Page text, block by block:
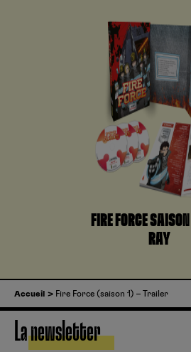
FIRE FORCE
RAY
Accueil Fire Force (saison 1) – Trailer
La newsletter